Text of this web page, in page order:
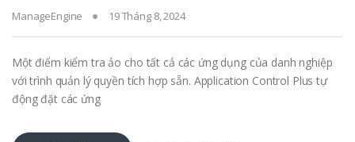
ManageEngine 19 Tháng 8, 2024
Một điểm kiểm tra ảo cho tất cả các ứng dụng của danh nghiệp
với trình quản lý quyền tích hợp sẵn. Application Control Plus tự
động đặt các ứng